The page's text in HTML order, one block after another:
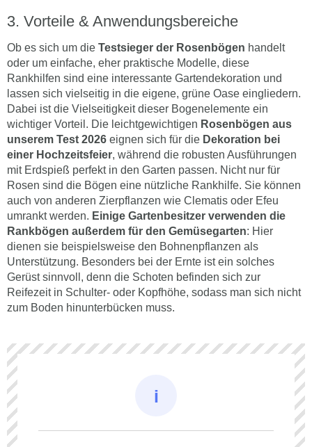
Vorteile & Anwendungsbereiche
Ob es sich um die Testsieger der Rosenbögen handelt
oder um einfache, eher praktische Modelle, diese
Rankhilfen sind eine interessante Gartendekoration und
lassen sich vielseitig in die eigene, grüne Oase eingliedern.
Dabei ist die Vielseitigkeit dieser Bogenelemente ein
wichtiger Vorteil. Die leichtgewichtigen Rosenbögen aus
unserem Test 2026 eignen sich für die Dekoration bei
einer Hochzeitsfeier, während die robusten Ausführungen
mit Erdspieß perfekt in den Garten passen. Nicht nur für
Rosen sind die Bögen eine nützliche Rankhilfe. Sie können
auch von anderen Zierpflanzen wie Clematis oder Efeu
umrankt werden. Einige Gartenbesitzer verwenden die
Rankbögen außerdem für den Gemüsegarten: Hier
dienen sie beispielsweise den Bohnenpflanzen als
Unterstützung. Besonders bei der Ernte ist ein solches
Gerüst sinnvoll, denn die Schoten befinden sich zur
Reifezeit in Schulter- oder Kopfhöhe, sodass man sich nicht
zum Boden hinunterbücken muss.